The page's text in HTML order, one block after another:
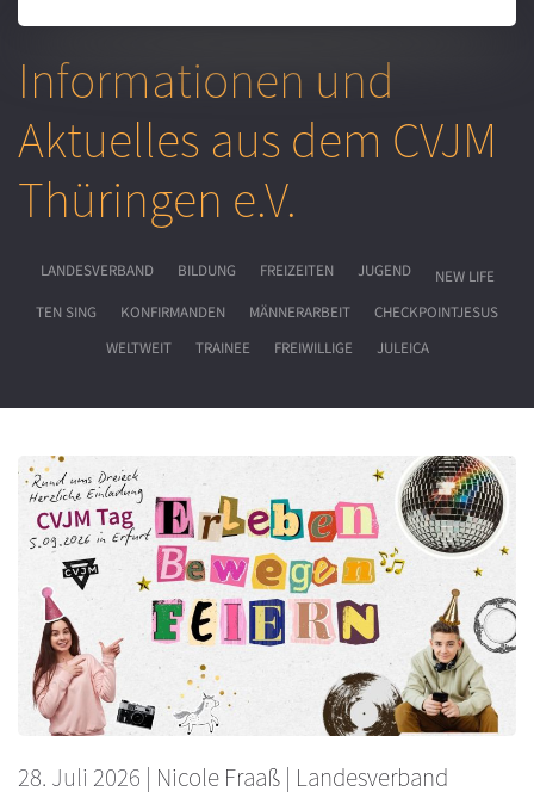
Informationen und
Aktuelles aus dem CVJM
Thüringen e.V.
LANDESVERBAND BILDUNG FREIZEITEN JUGEND
NEW LIFE
TEN SING
KONFIRMANDEN MÄNNERARBEIT
CHECKPOINTJESUS
WELTWEIT
TRAINEE FREIWILLIGE JULEICA
28. Juli 2026 | Nicole Fraaß | Landesverband